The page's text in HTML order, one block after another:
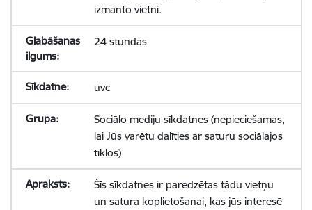
izmanto vietni.
24 stundas
uvc
Sociālo mediju sīkdatnes (nepieciešamas,
lai Jūs varētu dalīties ar saturu sociālajos
tīklos)
Šīs sīkdatnes ir paredzētas tādu vietņu
un satura koplietošanai, kas jūs interesē